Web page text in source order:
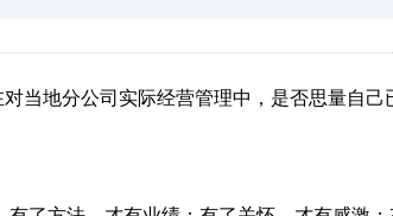
当地分公司实际经营管理中，是否思量自己